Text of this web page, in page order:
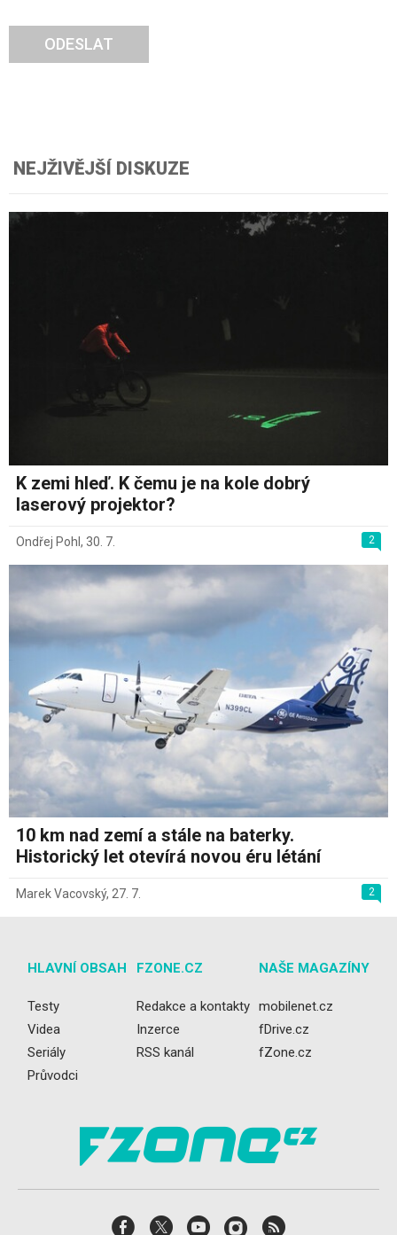
ODESLAT
NEJŽIVĚJŠÍ DISKUZE
K zemi hleď. K čemu je na kole dobrý
laserový projektor?
2
Ondřej Pohl , 30. 7.
10 km nad zemí a stále na baterky.
Historický let otevírá novou éru létání
2
Marek Vacovský, 27. 7.
HLAVNÍ OBSAH
Testy
Videa
Seriály
Průvodci
FZONE.CZ
Redakce a kontakty
Inzerce
RSS kanál
NAŠE MAGAZÍNY
mobilenet.cz
fDrive.cz
fZone.cz